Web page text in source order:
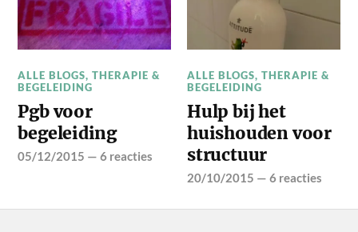
ALLE BLOGS,THERAPIE &
BEGELEIDING
Pgb voor
begeleiding
05/12/2015 —6 reacties
ALLE BLOGS,THERAPIE &
BEGELEIDING
Hulp bij het
huishouden voor
structuur
20/10/2015 —6 reacties